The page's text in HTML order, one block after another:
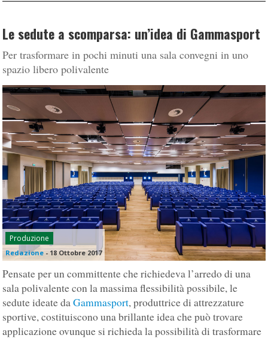
Le sedute a scomparsa: un’idea di Gammasport
Per trasformare in pochi minuti una sala convegni in uno
spazio libero polivalente
Produzione
Redazione -18 Ottobre 2017
Pensate per un committente che richiedeva l’arredo di una
sala polivalente con la massima flessibilità possibile, le
sedute ideate daGammasport, produttrice di attrezzature
sportive, costituiscono una brillante idea che può trovare
applicazione ovunque si richieda la possibilità di trasformare